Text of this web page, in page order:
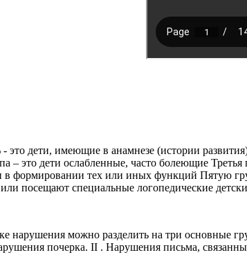
это дети, имеющие в анамнезе (истории
– это дети ослабленные, часто болеющие
формировании тех или иных функций Пятую
посещают специальные логопедические
нарушения можно разделить на три основные
почерка. II . Нарушения письма,